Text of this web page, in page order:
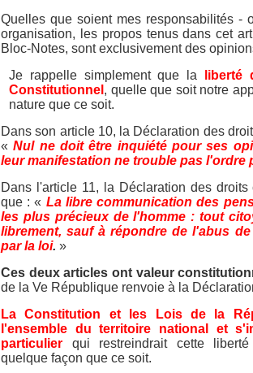
Quelles que soient mes responsabilités
organisation, les propos tenus dans cet
Bloc-Notes, sont exclusivement des
Je rappelle simplement que la
liberté
Constitutionnel , quelle que soit notre
nature que ce soit.
Dans son article 10, la Déclaration des
«Nul ne doit être inquiété pour ses
leur manifestation ne trouble pas l'ordre
Dans l'article 11, la Déclaration des
que : « La libre communication des
les plus précieux de l'homme : tout
librement, sauf à répondre de l'abus
par la loi. »
Ces deux articles ont valeur
de la Ve République renvoie à la
La Constitution et les Lois de la
l'ensemble du territoire national et
particulier qui restreindrait cette
quelque façon que ce soit.